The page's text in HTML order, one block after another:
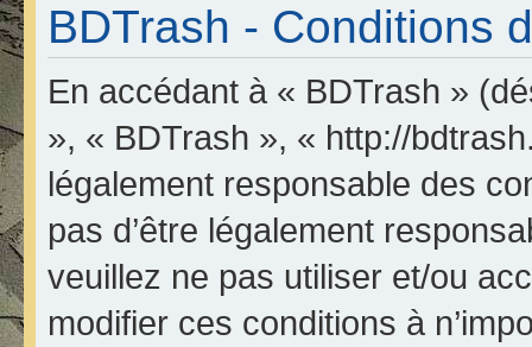
BDTrash - Conditions
En accédant à « BDTrash »
», « BDTrash », « http://
légalement responsable des
pas d’être légalement
veuillez ne pas utiliser et/ou
modifier ces conditions à